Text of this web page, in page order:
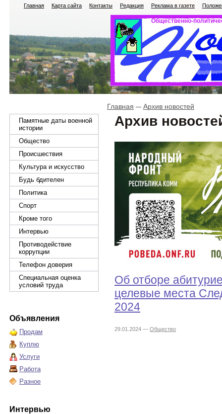
Главная Карта сайта Контакты Редакция Реклама в газете
Общественно-
Памятные даты военной
истории
Общество
Происшествия
Культура и искусство
Будь бдителен
Политика
Спорт
Кроме того
Интервью
Противодействие
коррупции
Телефон доверия
Специальная оценка
условий труда
Объявления
Продам
Куплю
Услуги
Работа
Разное
Интервью
Главная Архив новостей
Архив
Об отборе
целевые места
2024
29.01.2024 — Общество